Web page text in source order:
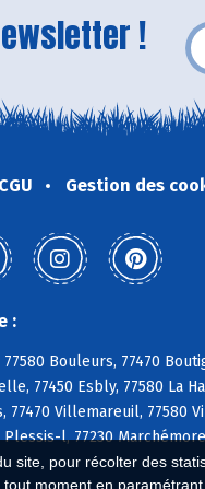
pour récolter des
moment en
!
CGU Gestion des
:
Bouleurs, 77470
77450 Esbly, 77580 La
Villemareuil, 77580
l, 77230